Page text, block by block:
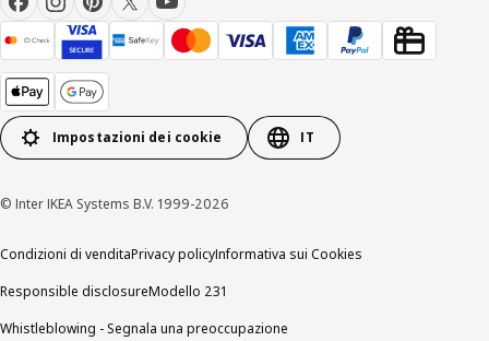
Impostazioni dei cookie IT
© Inter IKEA Systems B.V. 1999-2026
Condizioni di venditaPrivacy policyInformativa sui Cookies
Responsible disclosureModello 231
Whistleblowing - Segnala una preoccupazione